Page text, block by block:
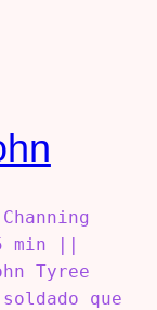
min ||
Tyree
que